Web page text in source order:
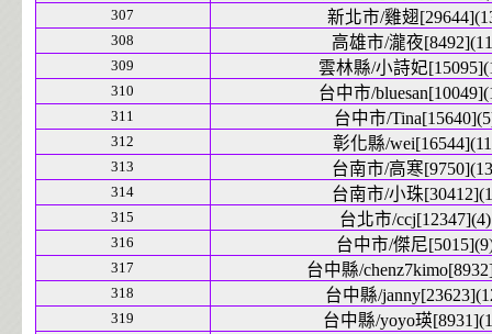
307 新北市/雞翅
308 高雄市/瀧夜
309 雲林縣/小詩妃
310 台中市/
311 台中市/
312 彰化縣/
313 台南市/高寒
314 台南市/小珠
315 台北市/ccj[12347](4)
316 台中市/傑尼
317 台中縣/
318 台中縣/
319 台中縣/yoyo瑛